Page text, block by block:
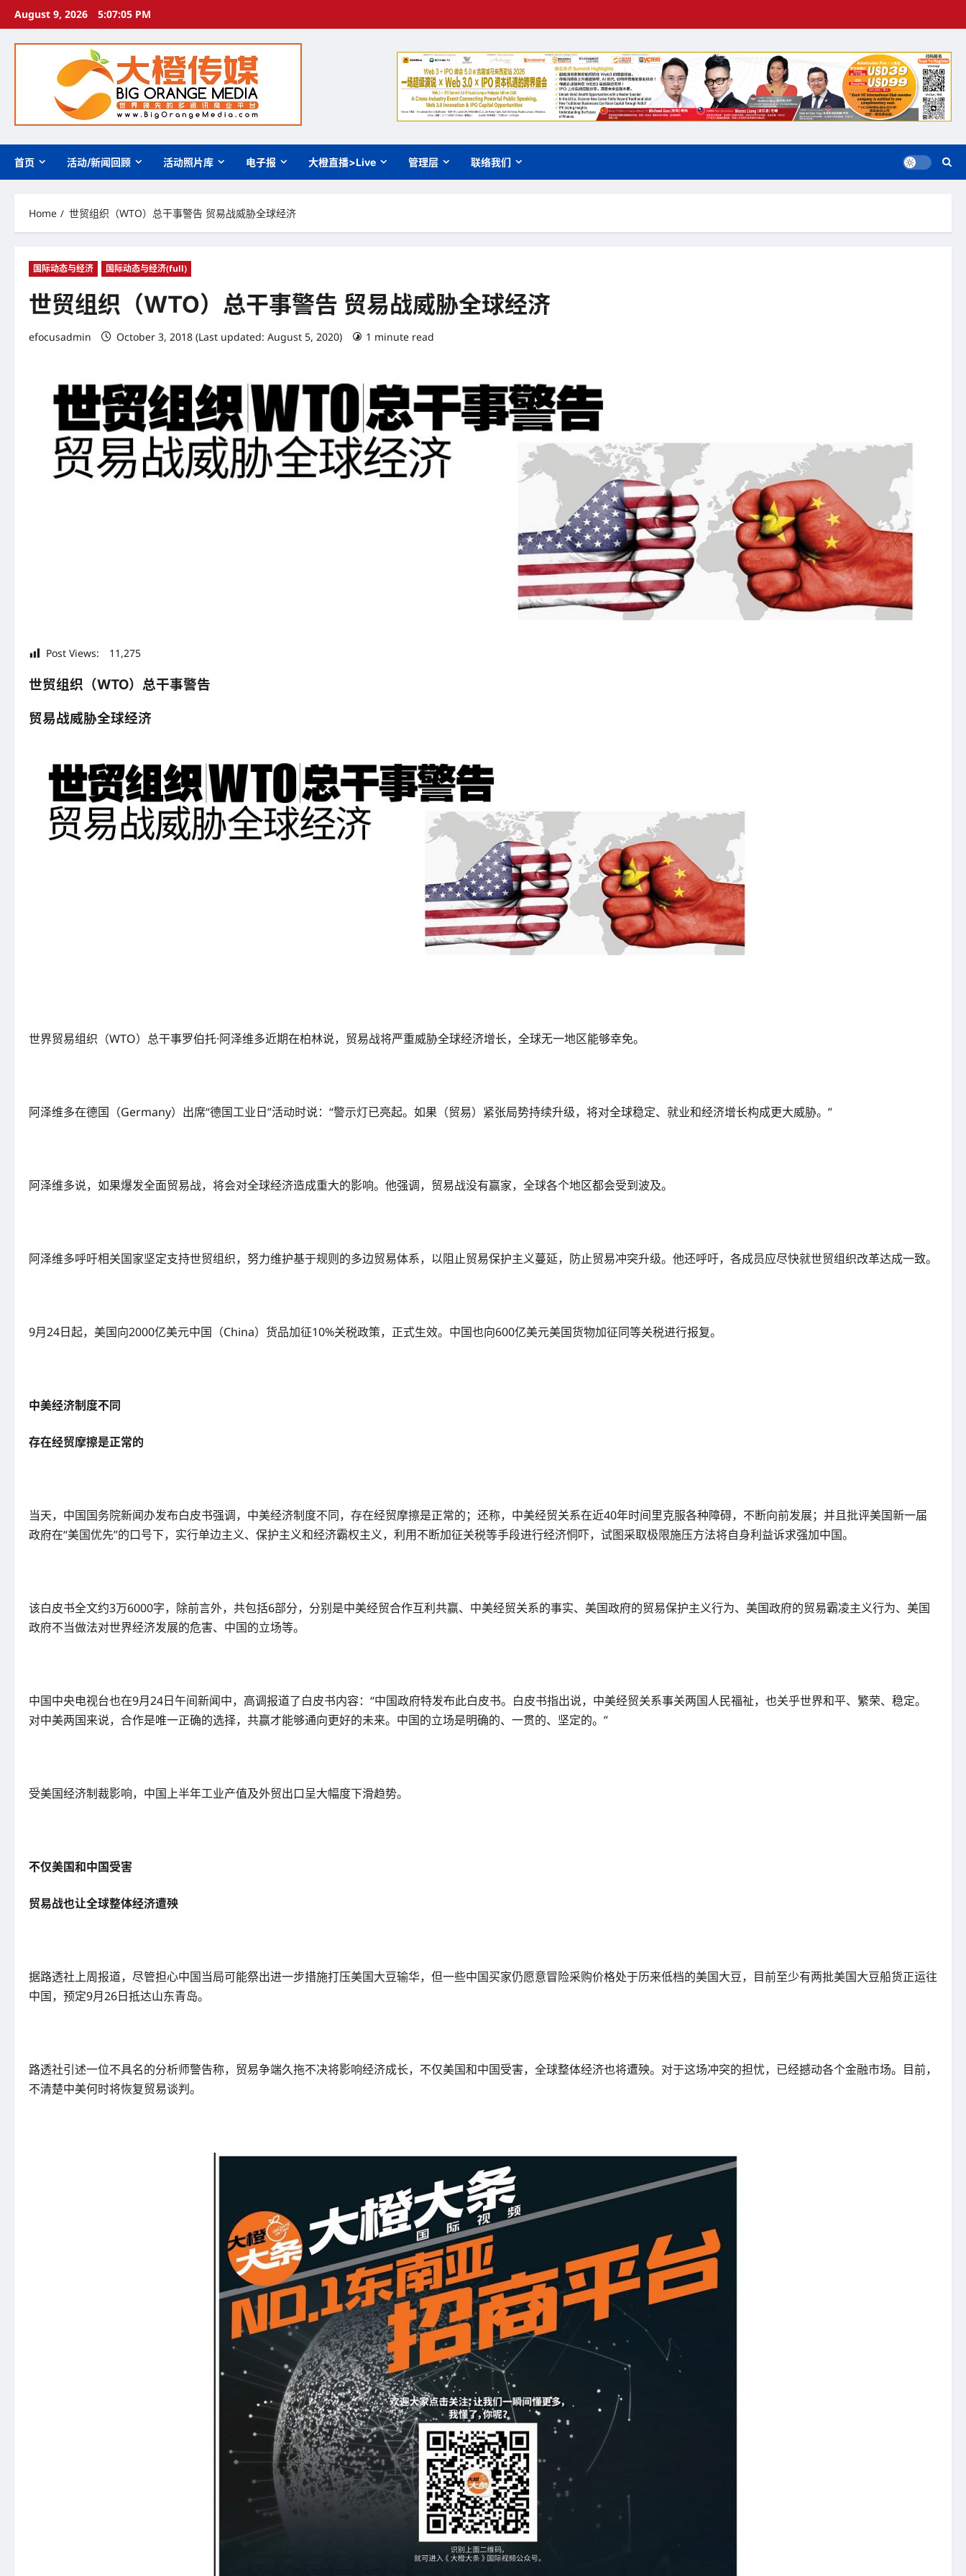
Skip
content
August 9, 2026 5:07:06 PM
首页 活动/新闻回顾 活动照片库 电子报 大橙直播>Live 管理层 联络我们
Home 世贸组织（WTO）总干事警告 贸易战威胁全球经济
国际动态与经济 国际动态与经济(full)
世贸组织（WTO）总干事警告 贸易战威胁全球经济
efocusadmin October 3, 2018 (Last updated: August 5, 2020) 1 minute read
Post Views: 11,275
世贸组织（WTO）总干事警告
贸易战威胁全球经济
世界贸易组织（WTO）总干事罗伯托·阿泽维多近期在柏林说，贸易战将严重威胁全球经济增长，全球无一地区能够幸免。
阿泽维多在德国（Germany）出席“德国工业日”活动时说：“警示灯已亮起。如果（贸易）紧张局势持续升级，将对全球稳定、就业和经济增长构成更大威胁。”
阿泽维多说，如果爆发全面贸易战，将会对全球经济造成重大的影响。他强调，贸易战没有赢家，全球各个地区都会受到波及。
阿泽维多呼吁相关国家坚定支持世贸组织，努力维护基于规则的多边贸易体系，以阻止贸易保护主义蔓延，防止贸易冲突升级。他还呼吁，各成员应尽快就世贸组织改革达成一致。
9月24日起，美国向2000亿美元中国（China）货品加征10%关税政策，正式生效。中国也向600亿美元美国货物加征同等关税进行报复。
中美经济制度不同
存在经贸摩擦是正常的
当天，中国国务院新闻办发布白皮书强调，中美经济制度不同，存在经贸摩擦是正常的；还称，中美经贸关系在近40年时间里克服各种障碍，不断向前发展；并且批评美国新一届
政府在“美国优先”的口号下，实行单边主义、保护主义和经济霸权主义，利用不断加征关税等手段进行经济恫吓，试图采取极限施压方法将自身利益诉求强加中国。
该白皮书全文约3万6000字，除前言外，共包括6部分，分别是中美经贸合作互利共赢、中美经贸关系的事实、美国政府的贸易保护主义行为、美国政府的贸易霸凌主义行为、美国
政府不当做法对世界经济发展的危害、中国的立场等。
中国中央电视台也在9月24日午间新闻中，高调报道了白皮书内容：“中国政府特发布此白皮书。白皮书指出说，中美经贸关系事关两国人民福祉，也关乎世界和平、繁荣、稳定。
对中美两国来说，合作是唯一正确的选择，共赢才能够通向更好的未来。中国的立场是明确的、一贯的、坚定的。”
受美国经济制裁影响，中国上半年工业产值及外贸出口呈大幅度下滑趋势。
不仅美国和中国受害
贸易战也让全球整体经济遭殃
据路透社上周报道，尽管担心中国当局可能祭出进一步措施打压美国大豆输华，但一些中国买家仍愿意冒险采购价格处于历来低档的美国大豆，目前至少有两批美国大豆船货正运往
中国，预定9月26日抵达山东青岛。
路透社引述一位不具名的分析师警告称，贸易争端久拖不决将影响经济成长，不仅美国和中国受害，全球整体经济也将遭殃。对于这场冲突的担忧，已经撼动各个金融市场。目前，
不清楚中美何时将恢复贸易谈判。